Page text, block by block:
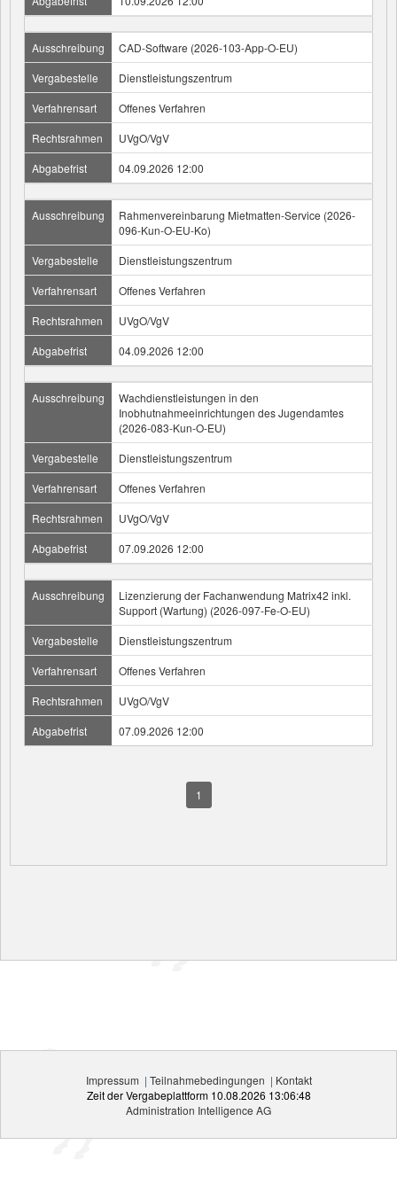
Ausschreibung
CAD-Software (2026-103-App-O-EU)
Vergabestelle
Dienstleistungszentrum
Verfahrensart
Offenes Verfahren
Rechtsrahmen
UVgO/VgV
Abgabefrist
04.09.2026 12:00
Ausschreibung
Rahmenvereinbarung Mietmatten-Service (2026-
096-Kun-O-EU-Ko)
Vergabestelle
Dienstleistungszentrum
Verfahrensart
Offenes Verfahren
Rechtsrahmen
UVgO/VgV
Abgabefrist
04.09.2026 12:00
Ausschreibung
Wachdienstleistungen in den
Inobhutnahmeeinrichtungen des Jugendamtes
(2026-083-Kun-O-EU)
Vergabestelle
Dienstleistungszentrum
Verfahrensart
Offenes Verfahren
Rechtsrahmen
UVgO/VgV
Abgabefrist
07.09.2026 12:00
Ausschreibung
Lizenzierung der Fachanwendung Matrix42 inkl.
Support (Wartung) (2026-097-Fe-O-EU)
Vergabestelle
Dienstleistungszentrum
Verfahrensart
Offenes Verfahren
Rechtsrahmen
UVgO/VgV
Abgabefrist
07.09.2026 12:00
1
Impressum | Teilnahmebedingungen | Kontakt
Zeit der Vergabeplattform 10.08.2026 13:06:48
Administration Intelligence AG